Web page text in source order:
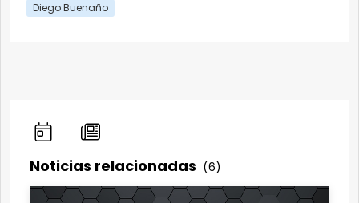
Diego Buenaño
Noticias relacionadas (6)